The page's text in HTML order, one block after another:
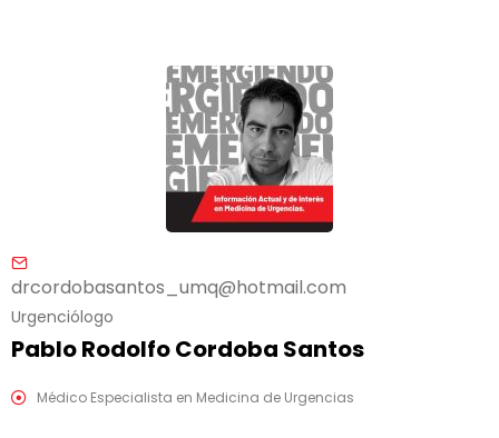
drcordobasantos_umq@hotmail.com
Urgenciólogo
Pablo Rodolfo Cordoba Santos
Médico Especialista en Medicina de Urgencias